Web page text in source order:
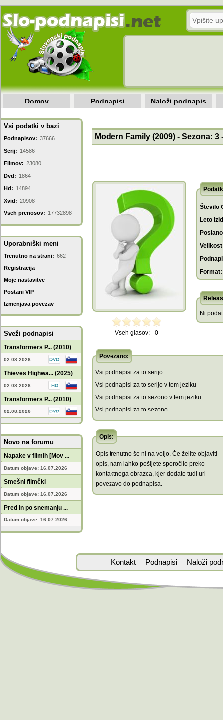
Domov Podnapisi Naloži podnapis
Vsi podatki v bazi
Podnapisov: 37666
Serij: 14586
Filmov: 23080
Dvd: 1864
Hd: 14894
Xvid: 20908
Vseh prenosov: 17732898
Uporabniški meni
Trenutno na strani: 662
Registracija
Moje nastavitve
Postani VIP
Izmenjava povezav
Sveži podnapisi
Transformers P... (2010)
02.08.2026
Thieves Highwa... (2025)
02.08.2026
Transformers P... (2010)
02.08.2026
Novo na forumu
Napake v filmih [Mov ...
Datum objave: 16.07.2026
Smešni filmčki
Datum objave: 16.07.2026
Pred in po snemanju ...
Datum objave: 16.07.2026
Modern Family (2009) - Sezona:
Vseh glasov: 0
Število
Leto
Format:
Ni
Povezano:
Vsi podnapisi za to serijo
Vsi podnapisi za to serijo v tem jeziku
Vsi podnapisi za to sezono v tem jeziku
Vsi podnapisi za to sezono
Opis:
Opis trenutno še ni na voljo. Če želite objaviti
opis, nam lahko pošljete sporočilo preko
kontaktnega obrazca, kjer dodate tudi url
povezavo do podnapisa.
Kontakt Podnapisi Naloži